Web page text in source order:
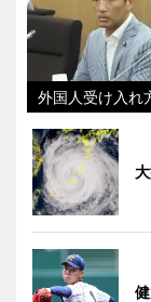
外国人受け入れ